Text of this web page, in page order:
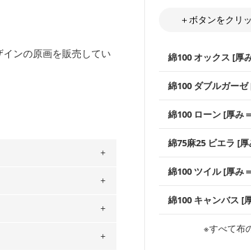
＋ボタンをクリ
綿100 オックス [厚
使いやすさNo.1！
通気性の高さがオ
縫いやすいため、
※レッスンバッグ、
などの布小物
・布団カバーなど
綿100 ダブルガー
柔らかくふんわり
やハンカチなど直
シーズンで活躍し
・スタイ、おくる
・ブラウス、チュ
綿100 ローン [厚み
上質で薄手の平織
手触りの良さが魅
・ブラウス、シャ
綿75麻25 ビエラ [
コットン75％リネ
ス生地よりもふん
綿100 ツイル [厚み
綾織りの生地です
がらも柔らかいの
綿100 キャンバス [
※すべて布
ンの原画を販売してい
類です。素材は
）・100％コットン
一部例外有り）それ